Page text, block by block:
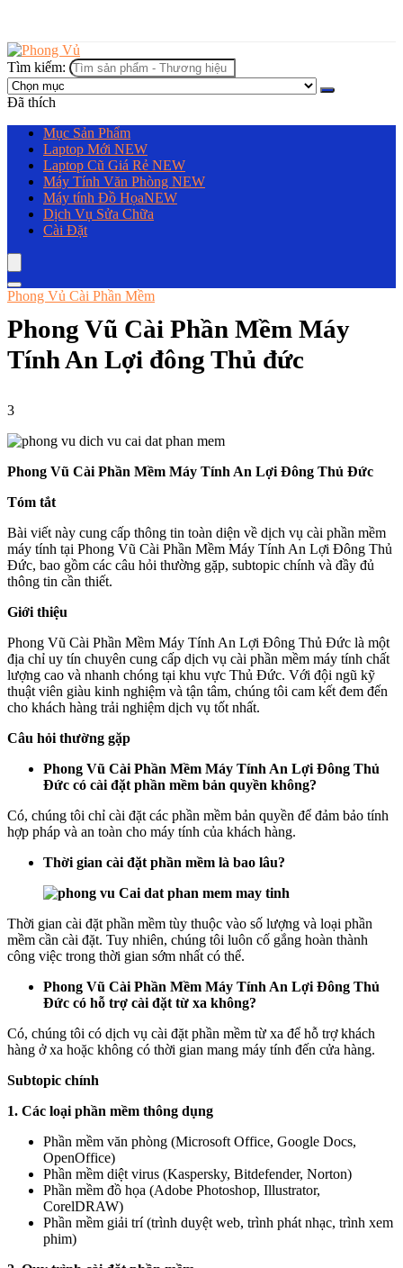
Tìm kiếm:
Đã thích
Mục Sản Phẩm
Laptop Mới NEW
Laptop Cũ Giá Rẻ NEW
Máy Tính Văn Phòng NEW
Máy tính Đồ HọaNEW
Dịch Vụ Sửa Chữa
Cài Đặt
Phong Vủ Cài Phần Mềm
Phong Vũ Cài Phần Mềm Máy
Tính An Lợi đông Thủ đức
3
Phong Vũ Cài Phần Mềm Máy Tính An Lợi Đông Thủ Đức
Tóm tắt
Bài viết này cung cấp thông tin toàn diện về dịch vụ cài phần mềm
máy tính tại Phong Vũ Cài Phần Mềm Máy Tính An Lợi Đông Thủ
Đức, bao gồm các câu hỏi thường gặp, subtopic chính và đầy đủ
thông tin cần thiết.
Giới thiệu
Phong Vũ Cài Phần Mềm Máy Tính An Lợi Đông Thủ Đức là một
địa chỉ uy tín chuyên cung cấp dịch vụ cài phần mềm máy tính chất
lượng cao và nhanh chóng tại khu vực Thủ Đức. Với đội ngũ kỹ
thuật viên giàu kinh nghiệm và tận tâm, chúng tôi cam kết đem đến
cho khách hàng trải nghiệm dịch vụ tốt nhất.
Câu hỏi thường gặp
Phong Vũ Cài Phần Mềm Máy Tính An Lợi Đông Thủ
Đức có cài đặt phần mềm bản quyền không?
Có, chúng tôi chỉ cài đặt các phần mềm bản quyền để đảm bảo tính
hợp pháp và an toàn cho máy tính của khách hàng.
Thời gian cài đặt phần mềm là bao lâu?
Thời gian cài đặt phần mềm tùy thuộc vào số lượng và loại phần
mềm cần cài đặt. Tuy nhiên, chúng tôi luôn cố gắng hoàn thành
công việc trong thời gian sớm nhất có thể.
Phong Vũ Cài Phần Mềm Máy Tính An Lợi Đông Thủ
Đức có hỗ trợ cài đặt từ xa không?
Có, chúng tôi có dịch vụ cài đặt phần mềm từ xa để hỗ trợ khách
hàng ở xa hoặc không có thời gian mang máy tính đến cửa hàng.
Subtopic chính
1. Các loại phần mềm thông dụng
Phần mềm văn phòng (Microsoft Office, Google Docs,
OpenOffice)
Phần mềm diệt virus (Kaspersky, Bitdefender, Norton)
Phần mềm đồ họa (Adobe Photoshop, Illustrator,
CorelDRAW)
Phần mềm giải trí (trình duyệt web, trình phát nhạc, trình xem
phim)